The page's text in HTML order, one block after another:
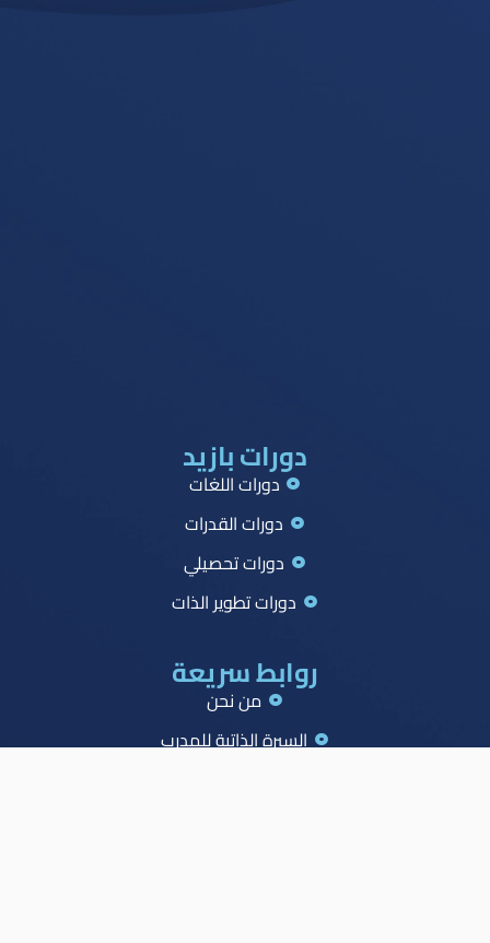
دورات بازيد
دورات اللغات
دورات القدرات
دورات تحصيلي
دورات تطوير الذات
روابط سريعة
من نحن
السيرة الذاتية للمدرب